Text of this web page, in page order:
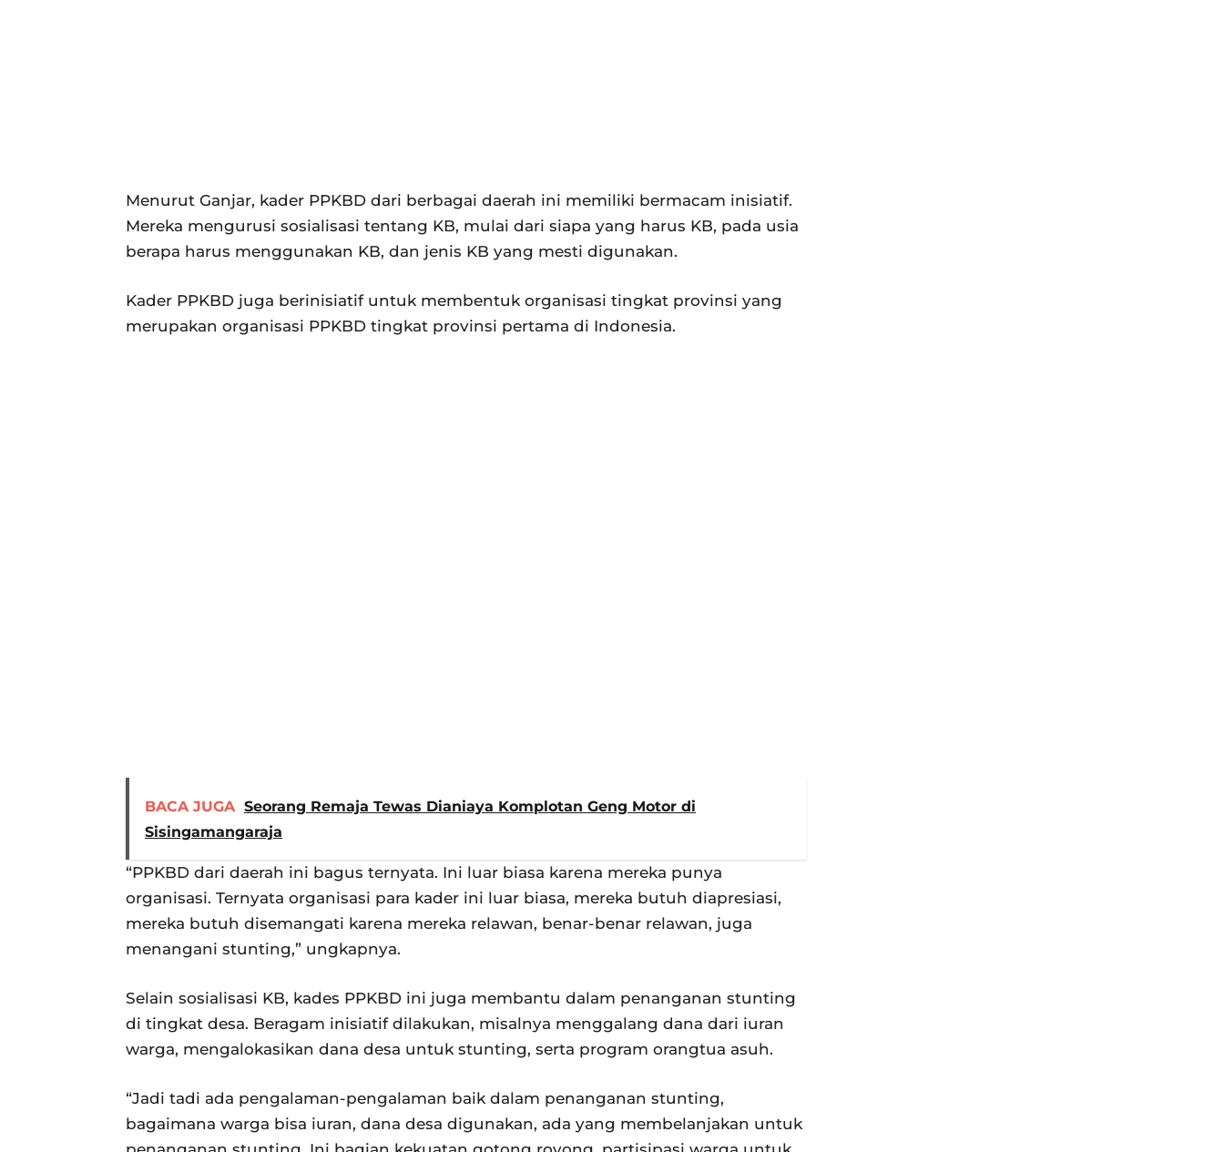
Menurut Ganjar, kader PPKBD dari berbagai daerah ini memiliki bermacam inisiatif.
Mereka mengurusi sosialisasi tentang KB, mulai dari siapa yang harus KB, pada usia
berapa harus menggunakan KB, dan jenis KB yang mesti digunakan.
Kader PPKBD juga berinisiatif untuk membentuk organisasi tingkat provinsi yang
merupakan organisasi PPKBD tingkat provinsi pertama di Indonesia.
BACA JUGA Seorang Remaja Tewas Dianiaya Komplotan Geng Motor di
Sisingamangaraja
“PPKBD dari daerah ini bagus ternyata. Ini luar biasa karena mereka punya
organisasi. Ternyata organisasi para kader ini luar biasa, mereka butuh diapresiasi,
mereka butuh disemangati karena mereka relawan, benar-benar relawan, juga
menangani stunting,” ungkapnya.
Selain sosialisasi KB, kades PPKBD ini juga membantu dalam penanganan stunting
di tingkat desa. Beragam inisiatif dilakukan, misalnya menggalang dana dari iuran
warga, mengalokasikan dana desa untuk stunting, serta program orangtua asuh.
“Jadi tadi ada pengalaman-pengalaman baik dalam penanganan stunting,
bagaimana warga bisa iuran, dana desa digunakan, ada yang membelanjakan untuk